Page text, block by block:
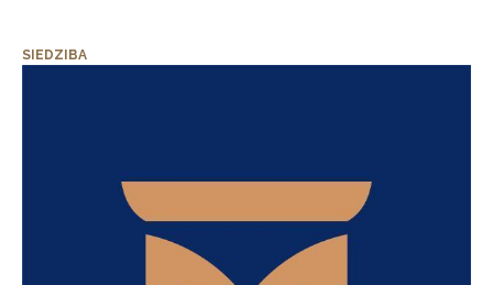
SIEDZIBA